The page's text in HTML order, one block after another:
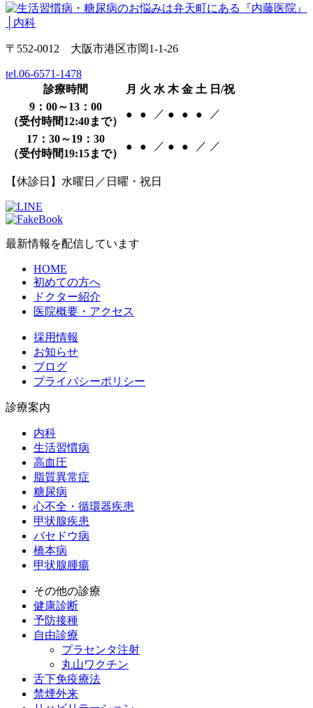
〒552-0012 大阪市港区市岡1-1-26
tel.06-6571-1478
診療時間
月 火 水 木 金 土 日/祝
9：00～13：00
（受付時間12:40まで）
● ● ／ ● ● ● ／
17：30～19：30
（受付時間19:15まで）
● ● ／ ● ● ／ ／
【休診日】水曜日／日曜・祝日
最新情報を配信しています
HOME
初めての方へ
ドクター紹介
医院概要・アクセス
採用情報
お知らせ
ブログ
プライバシーポリシー
診療案内
内科
生活習慣病
高血圧
脂質異常症
糖尿病
心不全・循環器疾患
甲状腺疾患
バセドウ病
橋本病
甲状腺腫瘍
その他の診療
健康診断
予防接種
自由診療
プラセンタ注射
丸山ワクチン
舌下免疫療法
禁煙外来